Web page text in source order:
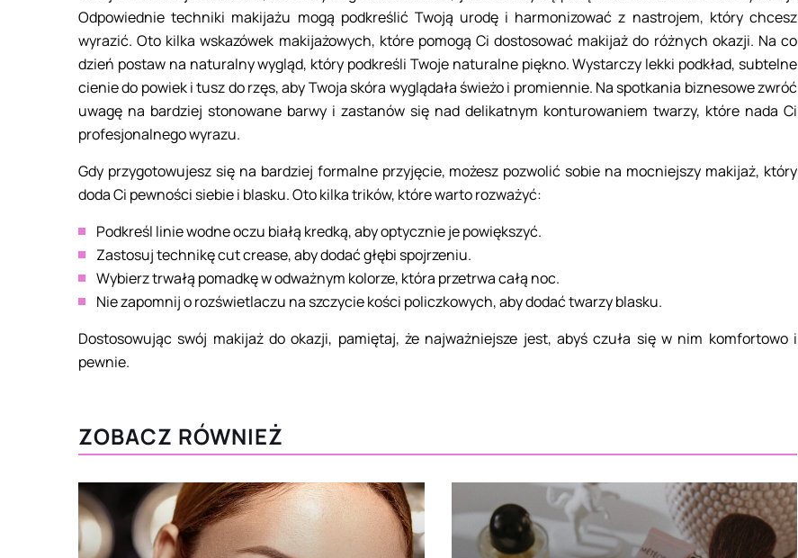
Odpowiednie techniki makijażu mogą podkreślić Twoją urodę i harmonizować z nastrojem, który chcesz
wyrazić. Oto kilka wskazówek makijażowych, które pomogą Ci dostosować makijaż do różnych okazji. Na co
dzień postaw na naturalny wygląd, który podkreśli Twoje naturalne piękno. Wystarczy lekki podkład, subtelne
cienie do powiek i tusz do rzęs, aby Twoja skóra wyglądała świeżo i promiennie. Na spotkania biznesowe zwróć
uwagę na bardziej stonowane barwy i zastanów się nad delikatnym konturowaniem twarzy, które nada Ci
profesjonalnego wyrazu.
Gdy przygotowujesz się na bardziej formalne przyjęcie, możesz pozwolić sobie na mocniejszy makijaż, który
doda Ci pewności siebie i blasku. Oto kilka trików, które warto rozważyć:
Podkreśl linie wodne oczu białą kredką, aby optycznie je powiększyć.
Zastosuj technikę cut crease, aby dodać głębi spojrzeniu.
Wybierz trwałą pomadkę w odważnym kolorze, która przetrwa całą noc.
Nie zapomnij o rozświetlaczu na szczycie kości policzkowych, aby dodać twarzy blasku.
Dostosowując swój makijaż do okazji, pamiętaj, że najważniejsze jest, abyś czuła się w nim komfortowo i
pewnie.
ZOBACZ RÓWNIEŻ